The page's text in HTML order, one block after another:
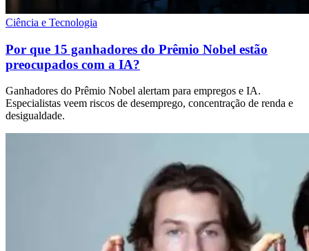
Ciência e Tecnologia
Por que 15 ganhadores do Prêmio Nobel estão
preocupados com a IA?
Ganhadores do Prêmio Nobel alertam para empregos e IA.
Especialistas veem riscos de desemprego, concentração de renda e
desigualdade.